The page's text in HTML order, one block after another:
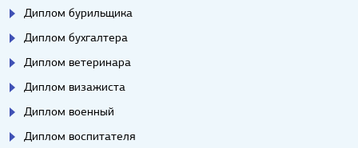
Диплом бурильщика
Диплом бухгалтера
Диплом ветеринара
Диплом визажиста
Диплом военный
Диплом воспитателя